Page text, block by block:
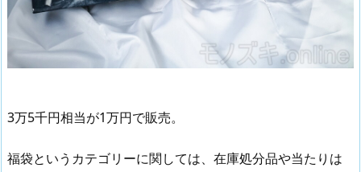
3万5千円相当が1万円で販売。
福袋というカテゴリーに関しては、在庫処分品や当たりは